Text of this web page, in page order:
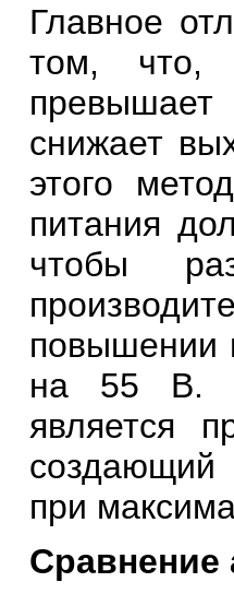
Главное
том, что,
снижает
этого
питания
чтобы
повышении
на 55 В.
является
создающий
при
Сравнение